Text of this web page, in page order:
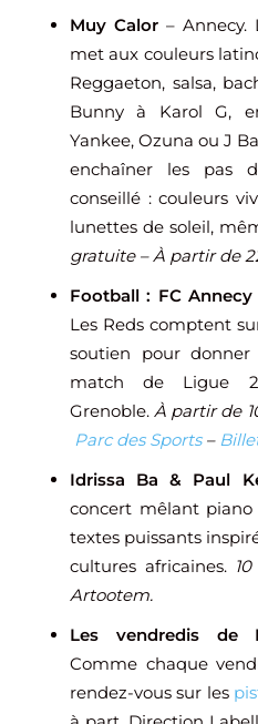
Muy Calor – Annecy.
met aux couleurs
Reggaeton, salsa,
Bunny à Karol G,
Yankee, Ozuna ou J
enchaîner les pas
conseillé : couleurs
lunettes de soleil,
gratuite – À partir de
Football : FC Annecy
Les Reds comptent
soutien pour
match de Ligue
Grenoble. À partir de
Parc des Sports–
Idrissa Ba & Paul
concert mêlant
textes puissants
cultures africaines.
Artootem.
Les vendredis de
Comme chaque
rendez-vous sur les